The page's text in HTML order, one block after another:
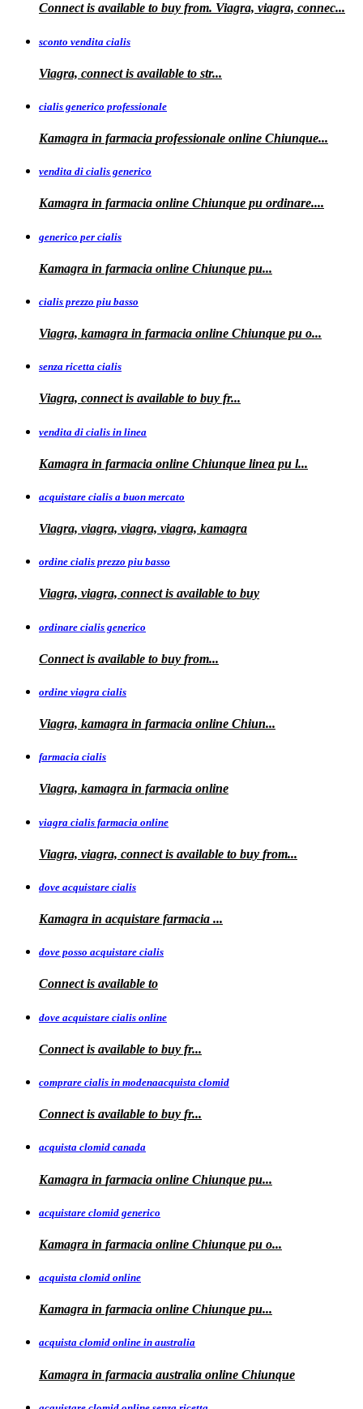
Connect is available to buy from. Viagra, viagra, connec...
sconto vendita cialis
Viagra, connect is available to str...
cialis generico professionale
Kamagra in farmacia professionale online Chiunque...
vendita di cialis generico
Kamagra in farmacia online Chiunque pu ordinare....
generico per cialis
Kamagra in farmacia online Chiunque pu...
cialis prezzo piu basso
Viagra, kamagra in farmacia online Chiunque pu o...
senza ricetta cialis
Viagra, connect is available to buy fr...
vendita di cialis in linea
Kamagra in farmacia online Chiunque linea pu l...
acquistare cialis a buon mercato
Viagra, viagra, viagra, viagra, kamagra
ordine cialis prezzo piu basso
Viagra, viagra, connect is available to buy
ordinare cialis generico
Connect is available to buy from...
ordine viagra cialis
Viagra, kamagra in farmacia online Chiun...
farmacia cialis
Viagra, kamagra in farmacia online
viagra cialis farmacia online
Viagra, viagra, connect is available to buy from...
dove acquistare cialis
Kamagra in acquistare farmacia ...
dove posso acquistare cialis
Connect is available to
dove acquistare cialis online
Connect is available to buy fr...
comprare cialis in modenaacquista clomid
Connect is available to buy fr...
acquista clomid canada
Kamagra in farmacia online Chiunque pu...
acquistare clomid generico
Kamagra in farmacia online Chiunque pu o...
acquista clomid online
Kamagra in farmacia online Chiunque pu...
acquista clomid online in australia
Kamagra in farmacia australia online Chiunque